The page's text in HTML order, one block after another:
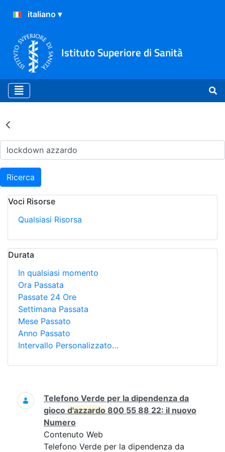
Istituto Superiore di Sanità
Risultati della Ricerca -
Ricerca
Voci Risorse
Qualsiasi Risorsa
Durata
In qualsiasi momento
Ora Passata
Passate 24 Ore
Settimana Passata
Mese Passato
Anno Passato
Intervallo Personalizzato…
Ricerca
Telefono Verde per la dipendenza da
gioco d'azzardo 800 55 88 22: il nuovo
Numero
Contenuto Web
Telefono Verde per la dipendenza da